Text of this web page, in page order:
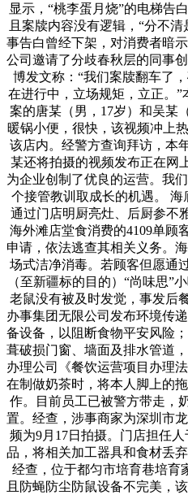
显示，“桃李蛋月烧”的电梯告
且案牍内容没有逻辑，“分不
事告白曾经下架，对消费者暗
公司邀请了分歧春秋层的同事
博发文称：“我们案牍翻车了
在进行中，立场规矩，立正。
案的唐某（男，17岁）和吴某
暖锅小便，很快，该视频冲上
该店内。经警方查询拜访，本
某还将拍摄的视频发布正在网
为企业创制了优良的运营。我
个接管教训取成长的机遇。
通过门店明厨亮灶、后厨参不
海外滩店堂食消费的4109单顾
申请，依法逃查其相关义务。
场式洁净消毒。若顾客但愿通
（至新疆标的目的）“尚味思
老鼠没有被及时发觉，事发后
办事集团无限公司发布环境传
备设备，以阻断食物平安风险
葺破损门窗、墙面及排水管道
办理公司《餐饮运营项目办理
在制做奶茶时，将本人脚上的
作。目前员工已被警方带走，
置。经查，涉事商家为深圳市
频为9月17日拍摄。门店担任
品，将相关加工器具和食材丢
经查，位于都匀市培育巷培育
且防蝇防尘防鼠设备不完美，